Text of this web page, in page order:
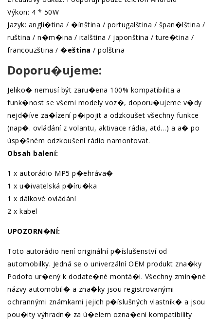
Výkon: 4 * 50W
Jazyk: angli�tina / �ínština / portugalština / špan�lština /
ruština / n�m�ina / italština / japonština / ture�tina /
francouzština / �eština / polština
Doporu�ujeme:
Jeliko� nemusí být zaru�ena 100% kompatibilita a
funk�nost se všemi modely voz�, doporu�ujeme v�dy
nejd�íve za�ízení p�ipojit a odzkoušet všechny funkce
(nap�. ovládání z volantu, aktivace rádia, atd…) a a� po
úsp�šném odzkoušení rádio namontovat.
Obsah balení:
1 x autorádio MP5 p�ehráva�
1 x u�ivatelská p�íru�ka
1 x dálkové ovládání
2 x kabel
UPOZORN�NÍ:
Toto autorádio není originální p�íslušenství od
automobilky. Jedná se o univerzální OEM produkt zna�ky
Podofo ur�ený k dodate�né montá�i. Všechny zmín�né
názvy automobil� a zna�ky jsou registrovanými
ochrannými známkami jejich p�íslušných vlastník� a jsou
pou�ity výhradn� za ú�elem ozna�ení kompatibility